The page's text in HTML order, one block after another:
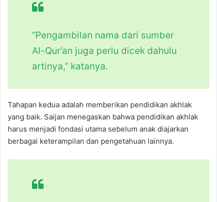
“Pengambilan nama dari sumber
Al-Qur’an juga perlu dicek dahulu
artinya,” katanya.
Tahapan kedua adalah memberikan pendidikan akhlak
yang baik. Saijan menegaskan bahwa pendidikan akhlak
harus menjadi fondasi utama sebelum anak diajarkan
berbagai keterampilan dan pengetahuan lainnya.